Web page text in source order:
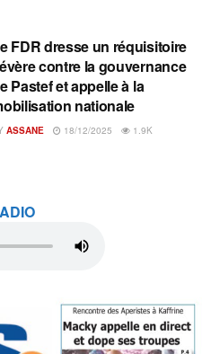
FDR dresse un réquisitoire
contre la gouvernance
Pastef et appelle à la
nationale
ASSANE 18/12/2025 1.9K